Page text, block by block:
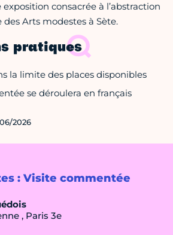
: Visite commentée
, Paris 3e
consacrée à l’abstraction
Arts modestes à Sète.
pratiques
la limite des places disponibles
se déroulera en français
2026